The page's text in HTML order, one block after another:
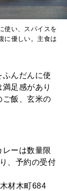
使い、スパイスを
に優しい。主食は
んだんに使
足感があり
ご飯、玄米の
レーは数量限
、予約の受付
木材木町684